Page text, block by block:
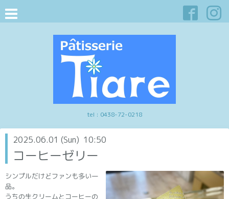
tel : 0438-72-0218
2025.06.01 (Sun) 10:50
コーヒーゼリー
シンプルだけどファンも多い一
品。
うちの生クリームとコーヒーの